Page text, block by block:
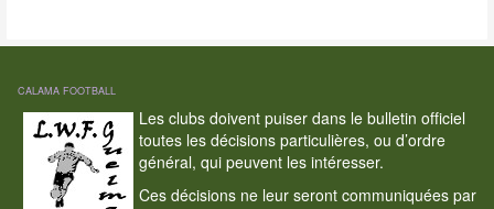
CALAMA FOOTBALL
Les clubs doivent puiser dans le bulletin officiel
toutes les décisions particulières, ou d’ordre
général, qui peuvent les intéresser.
Ces décisions ne leur seront communiquées par